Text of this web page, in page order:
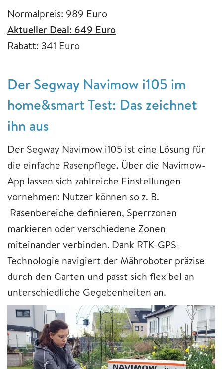
Normalpreis: 989 Euro
Aktueller Deal: 649 Euro
Rabatt: 341 Euro
Der Segway Navimow i105 im
home&smart Test: Das zeichnet
ihn aus
Der Segway Navimow i105 ist eine Lösung für
die einfache Rasenpflege. Über die Navimow-
App lassen sich zahlreiche Einstellungen
vornehmen: Nutzer können so z. B.
Rasenbereiche definieren, Sperrzonen
markieren oder verschiedene Zonen
miteinander verbinden. Dank RTK-GPS-
Technologie navigiert der Mähroboter präzise
durch den Garten und passt sich flexibel an
unterschiedliche Gegebenheiten an.